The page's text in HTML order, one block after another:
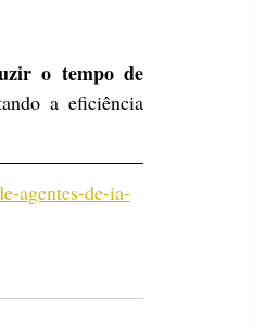
o tempo de
a eficiência
agentes-de-ia-